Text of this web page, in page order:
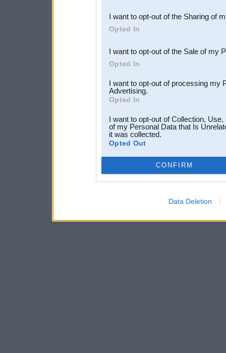
Downstream Participants
third parties.
I want to opt-out of the Sharing of
Opted In
I want to opt-out of the Sale of my
Opted In
I want to opt-out of processing my
Advertising.
Opted In
I want to opt-out of Collection,
of my Personal Data that Is
it was collected.
Opted Out
CONFIRM
Data Deletion